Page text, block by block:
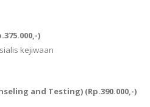
)
kejiwaan
and Testing) (Rp.390.000,-)